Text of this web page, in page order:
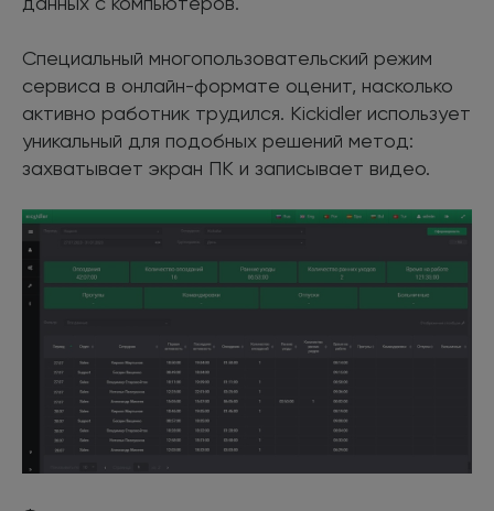
Специальный многопользовательский режим
сервиса в онлайн-формате оценит, насколько
активно работник трудился. Kickidler использует
уникальный для подобных решений метод:
захватывает экран ПК и записывает видео.